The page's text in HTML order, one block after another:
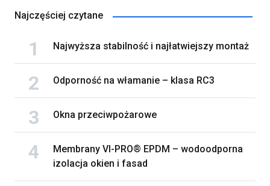
Najczęściej czytane
Najwyższa stabilność i najłatwiejszy montaż
Odporność na włamanie – klasa RC3
Okna przeciwpożarowe
Membrany VI-PRO® EPDM – wodoodporna
izolacja okien i fasad